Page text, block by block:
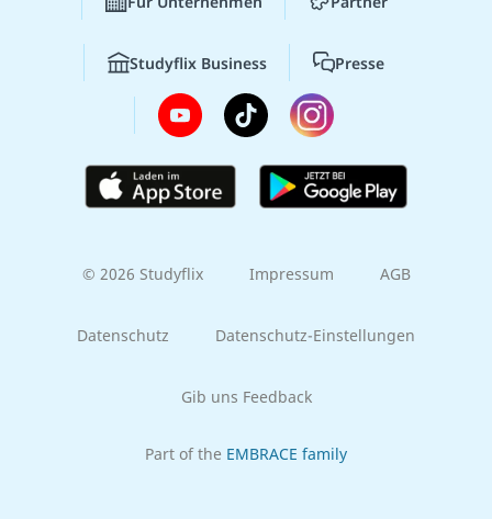
Studyflix Business Presse
© 2026 Studyflix Impressum AGB
Datenschutz Datenschutz-Einstellungen
Gib uns Feedback
Part of the EMBRACE family